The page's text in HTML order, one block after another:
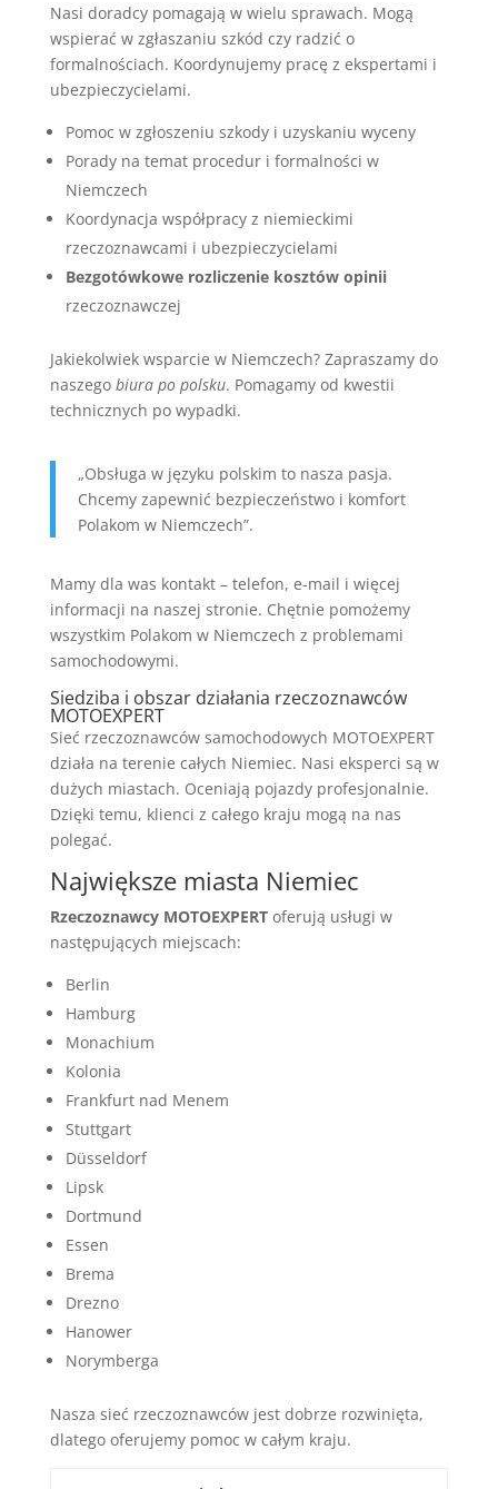
Nasi doradcy pomagają w wielu sprawach. Mogą
wspierać w zgłaszaniu szkód czy radzić o
formalnościach. Koordynujemy pracę z ekspertami i
ubezpieczycielami.
Pomoc w zgłoszeniu szkody i uzyskaniu wyceny
Porady na temat procedur i formalności w
Niemczech
Koordynacja współpracy z niemieckimi
rzeczoznawcami i ubezpieczycielami
Bezgotówkowe rozliczenie kosztów opinii
rzeczoznawczej
Jakiekolwiek wsparcie w Niemczech? Zapraszamy do
naszego biura po polsku. Pomagamy od kwestii
technicznych po wypadki.
„Obsługa w języku polskim to nasza pasja.
Chcemy zapewnić bezpieczeństwo i komfort
Polakom w Niemczech”.
Mamy dla was kontakt – telefon, e-mail i więcej
informacji na naszej stronie. Chętnie pomożemy
wszystkim Polakom w Niemczech z problemami
samochodowymi.
Siedziba i obszar działania rzeczoznawców
MOTOEXPERT
Sieć rzeczoznawców samochodowych MOTOEXPERT
działa na terenie całych Niemiec. Nasi eksperci są w
dużych miastach. Oceniają pojazdy profesjonalnie.
Dzięki temu, klienci z całego kraju mogą na nas
polegać.
Największe miasta Niemiec
Rzeczoznawcy MOTOEXPERToferują usługi w
następujących miejscach:
Berlin
Hamburg
Monachium
Kolonia
Frankfurt nad Menem
Stuttgart
Düsseldorf
Lipsk
Dortmund
Essen
Brema
Drezno
Hanower
Norymberga
Nasza sieć rzeczoznawców jest dobrze rozwinięta,
dlatego oferujemy pomoc w całym kraju.